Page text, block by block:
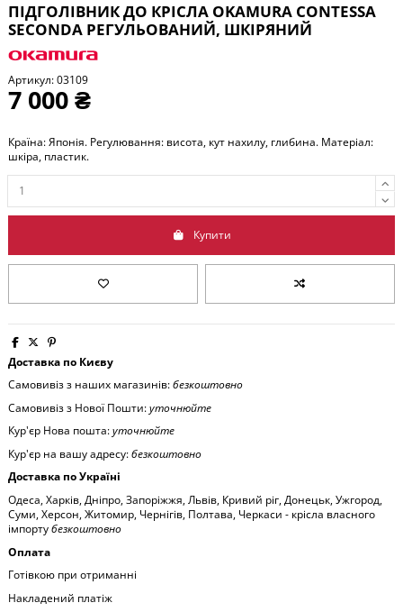
ПІДГОЛІВНИК ДО КРІСЛА OKAMURA CONTESSA
SECONDA РЕГУЛЬОВАНИЙ, ШКІРЯНИЙ
Артикул:03109
7 000 ₴
Країна: Японія. Регулювання: висота, кут нахилу, глибина. Матеріал:
шкіра, пластик.
Купити
Доставка по Києву
Самовивіз з наших магазинів:безкоштовно
Самовивіз з Нової Пошти:уточнюйте
Кур'єр Нова пошта:уточнюйте
Кур'єр на вашу адресу:безкоштовно
Доставка по Україні
Одеса, Харків, Дніпро, Запоріжжя, Львів, Кривий ріг, Донецьк, Ужгород,
Суми, Херсон, Житомир, Чернігів, Полтава, Черкаси - крісла власного
імпортубезкоштовно
Оплата
Готівкою при отриманні
Накладений платіж